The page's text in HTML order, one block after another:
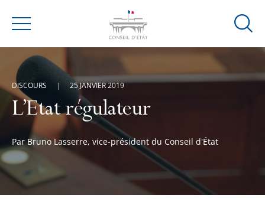
Menu
Ouvrir
de
L’Etat régulateur
Par Bruno Lasserre, vice-président du Conseil d'État
DISCOURS 25 JANVIER 2019